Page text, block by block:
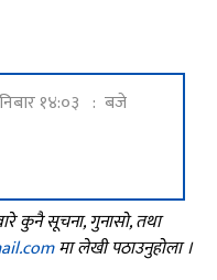
१४:०३ : बजे
कुनै सूचना, गुनासो, तथा
मा लेखी पठाउनुहोला ।